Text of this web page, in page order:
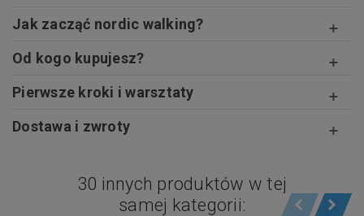
Jak zacząć nordic walking?
Od kogo kupujesz?
Pierwsze kroki i warsztaty
Dostawa i zwroty
30 innych produktów w tej
samej kategorii: